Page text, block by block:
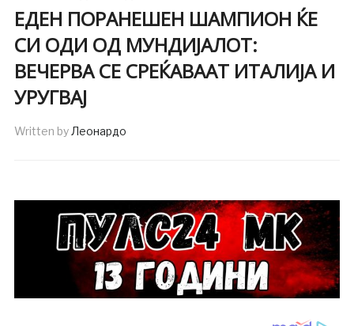
ЕДЕН ПОРАНЕШЕН ШАМПИОН ЌЕ
СИ ОДИ ОД МУНДИЈАЛОТ:
ВЕЧЕРВА СЕ СРЕЌАВААТ ИТАЛИЈА И
УРУГВАЈ
Written byЛеонардо